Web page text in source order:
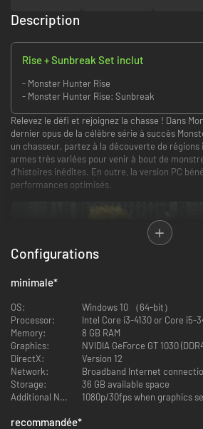
Description
Rise + Sunbreak Set inclut
- Monster Hunter Rise
- Monster Hunter Rise: Sunbreak
Relevez le défi et rejoignez la chasse ! Dans
dernier opus de la célèbre série à succès
un chasseur, partez à la découverte de
armes très variées pour venir à bout de
d'histoires inédites. En outre, la version PC
performances optimisés.
Monstres féroces et environnements uniques
Chassez une myriade de monstres terrifiants
uniques. Monstres classiques ou toutes
légendes japonaises, comme le Magnamalo,
sauront vous donner du fil à retordre. Restez
amasser des récompenses !
Configurations
minimale*
OS:
Windows 10 （64-bit）
Processor:
Intel Core i3-4130 or Core i5-
Memory:
8 GB RAM
Graphics:
NVIDIA GeForce GT 1030
DirectX:
Version 12
Network:
Broadband Internet
Storage:
36 GB available space
Additional Notes:
1080p/30fps when graphics
recommandée*